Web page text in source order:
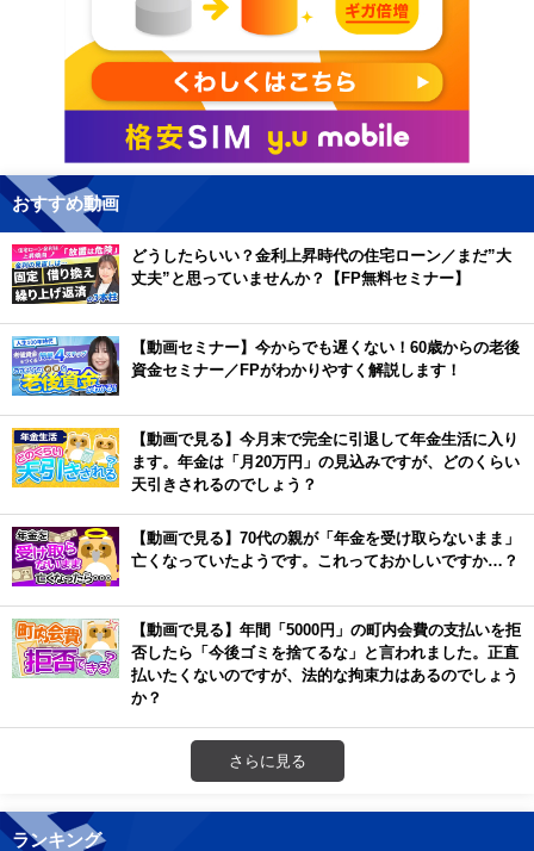
おすすめ動画
どうしたらいい？金利上昇時代の住宅ローン／まだ”大
丈夫”と思っていませんか？【FP無料セミナー】
【動画セミナー】今からでも遅くない！60歳からの老後
資金セミナー／FPがわかりやすく解説します！
【動画で見る】今月末で完全に引退して年金生活に入り
ます。年金は「月20万円」の見込みですが、どのくらい
天引きされるのでしょう？
【動画で見る】70代の親が「年金を受け取らないまま」
亡くなっていたようです。これっておかしいですか…？
【動画で見る】年間「5000円」の町内会費の支払いを拒
否したら「今後ゴミを捨てるな」と言われました。正直
払いたくないのですが、法的な拘束力はあるのでしょう
か？
さらに見る
ランキング